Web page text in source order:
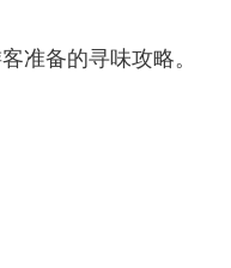
准备的寻味攻略。